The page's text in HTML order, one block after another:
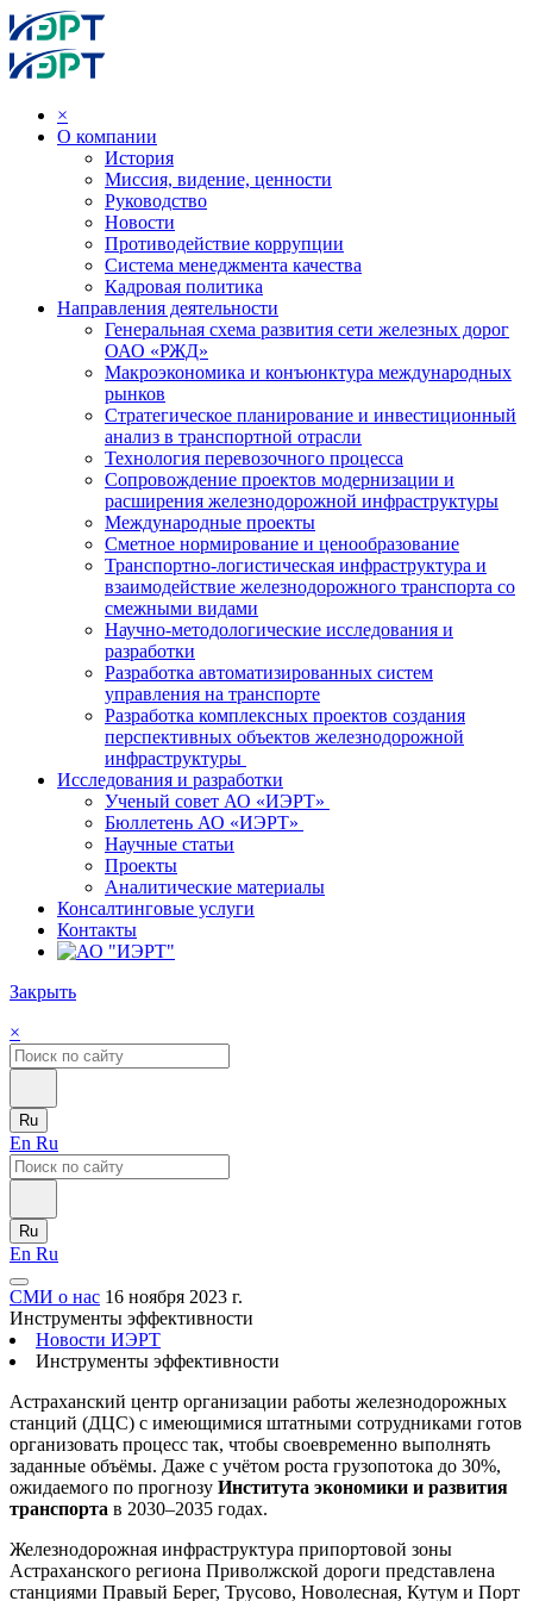
×
О компании
История
Миссия, видение, ценности
Руководство
Новости
Противодействие коррупции
Система менеджмента качества
Кадровая политика
Направления деятельности
Генеральная схема развития сети железных дорог
ОАО «РЖД»
Макроэкономика и конъюнктура международных
рынков
Стратегическое планирование и инвестиционный
анализ в транспортной отрасли
Технология перевозочного процесса
Сопровождение проектов модернизации и
расширения железнодорожной инфраструктуры
Международные проекты
Сметное нормирование и ценообразование
Транспортно-логистическая инфраструктура и
взаимодействие железнодорожного транспорта со
смежными видами
Научно-методологические исследования и
разработки
Разработка автоматизированных систем
управления на транспорте
Разработка комплексных проектов создания
перспективных объектов железнодорожной
инфраструктуры
Исследования и разработки
Ученый совет АО «ИЭРТ»
Бюллетень АО «ИЭРТ»
Научные статьи
Проекты
Аналитические материалы
Консалтинговые услуги
Контакты
Закрыть
×
Ru
En Ru
Ru
En Ru
СМИ о нас 16 ноября 2023 г.
Инструменты эффективности
Новости ИЭРТ
Инструменты эффективности
Астраханский центр организации работы железнодорожных
станций (ДЦС) с имеющимися штатными сотрудниками готов
организовать процесс так, чтобы своевременно выполнять
заданные объёмы. Даже с учётом роста грузопотока до 30%,
ожидаемого по прогнозу Института экономики и развития
транспорта в 2030–2035 годах.
Железнодорожная инфраструктура припортовой зоны
Астраханского региона Приволжской дороги представлена
станциями Правый Берег, Трусово, Новолесная, Кутум и Порт